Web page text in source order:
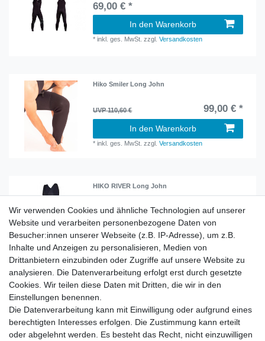
69,00 € *
In den Warenkorb
*inkl. ges. MwSt. zzgl.Versandkosten
Hiko Smiler Long John
UVP 110,60 € 99,00 € *
In den Warenkorb
*inkl. ges. MwSt. zzgl.Versandkosten
HIKO RIVER Long John
139,00 € *
Artikel anzeigen
inkl. ges. MwSt. Versandkosten
Hiko Long John Smiler women
99,00 € *
In den Warenkorb
Wir verwenden Cookies und ähnliche Technologien auf unserer
Website und verarbeiten personenbezogene Daten von
Besucher:innen unserer Webseite (z.B. IP-Adresse), um z.B.
Inhalte und Anzeigen zu personalisieren, Medien von
Drittanbietern einzubinden oder Zugriffe auf unsere Website zu
analysieren. Die Datenverarbeitung erfolgt erst durch gesetzte
Cookies. Wir teilen diese Daten mit Dritten, die wir in den
Einstellungen benennen.
Die Datenverarbeitung kann mit Einwilligung oder aufgrund eines
berechtigten Interesses erfolgen. Die Zustimmung kann erteilt
oder abgelehnt werden. Es besteht das Recht, nicht einzuwilligen